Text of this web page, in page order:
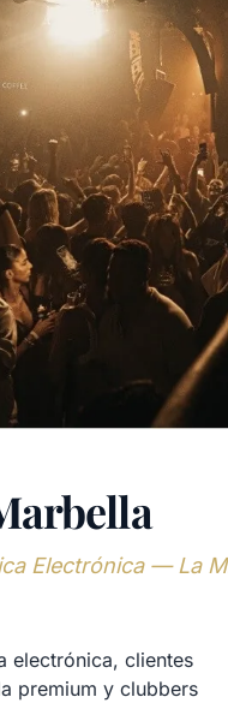
Electrónica — La
electrónica, clientes
premium y clubbers